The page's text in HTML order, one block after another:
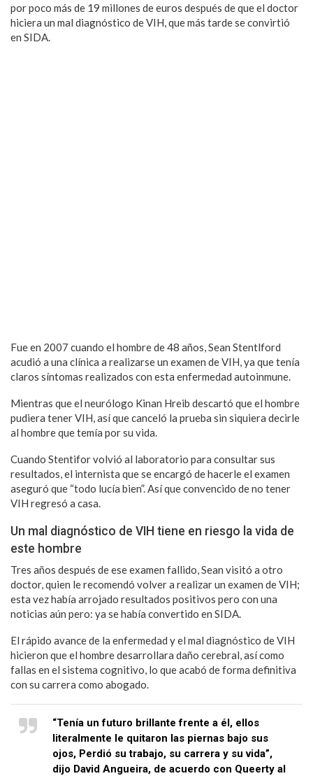
por poco más de 19 millones de euros después de que el doctor
hiciera un mal diagnóstico de VIH, que más tarde se convirtió
en SIDA.
Fue en 2007 cuando el hombre de 48 años, Sean Stentlford
acudió a una clínica a realizarse un examen de VIH, ya que tenía
claros síntomas realizados con esta enfermedad autoinmune.
Mientras que el neurólogo Kinan Hreib descartó que el hombre
pudiera tener VIH, así que canceló la prueba sin siquiera decirle
al hombre que temía por su vida.
Cuando Stentifor volvió al laboratorio para consultar sus
resultados, el internista que se encargó de hacerle el examen
aseguró que “todo lucía bien”. Así que convencido de no tener
VIH regresó a casa.
Un mal diagnóstico de VIH tiene en riesgo la vida de
este hombre
Tres años después de ese examen fallido, Sean visitó a otro
doctor, quien le recomendó volver a realizar un examen de VIH;
esta vez había arrojado resultados positivos pero con una
noticias aún pero: ya se había convertido en SIDA.
El rápido avance de la enfermedad y el mal diagnóstico de VIH
hicieron que el hombre desarrollara daño cerebral, así como
fallas en el sistema cognitivo, lo que acabó de forma definitiva
con su carrera como abogado.
“Tenía un futuro brillante frente a él, ellos
literalmente le quitaron las piernas bajo sus
ojos, Perdió su trabajo, su carrera y su vida”,
dijo David Angueira, de acuerdo con Queerty al